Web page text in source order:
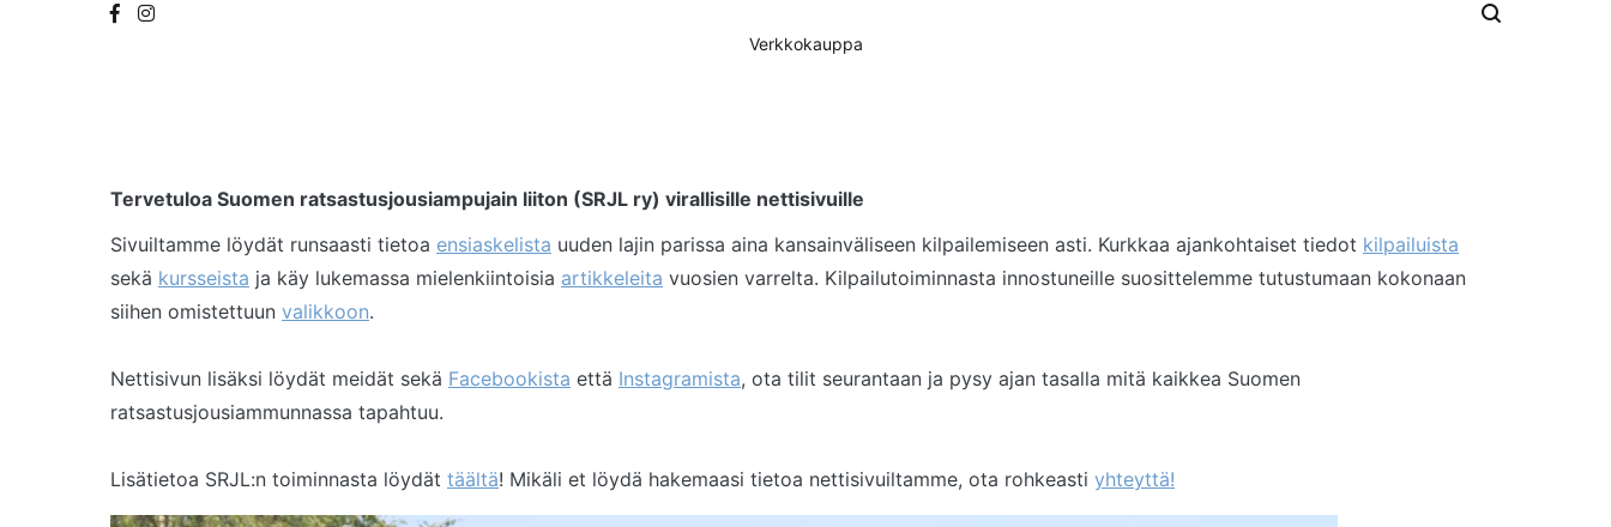
Verkkokauppa
Tervetuloa Suomen ratsastusjousiampujain liiton (SRJL ry) virallisille nettisivuille
Sivuiltamme löydät runsaasti tietoa ensiaskelista uuden lajin parissa aina kansainväliseen kilpailemiseen asti. Kurkkaa ajankohtaiset tiedot kilpailuista
sekä kursseista ja käy lukemassa mielenkiintoisia artikkeleita vuosien varrelta. Kilpailutoiminnasta innostuneille suosittelemme tutustumaan kokonaan
siihen omistettuun valikkoon.
Nettisivun lisäksi löydät meidät sekä Facebookista että Instagramista, ota tilit seurantaan ja pysy ajan tasalla mitä kaikkea Suomen
ratsastusjousiammunnassa tapahtuu.
Lisätietoa SRJL:n toiminnasta löydät täältä! Mikäli et löydä hakemaasi tietoa nettisivuiltamme, ota rohkeasti yhteyttä!